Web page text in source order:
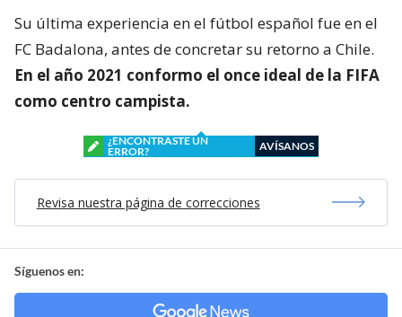
Su última experiencia en el fútbol español fue en el
FC Badalona, antes de concretar su retorno a Chile.
En el año 2021 conformo el once ideal de la FIFA
como centro campista.
¿ENCONTRASTE UN
ERROR?
AVÍSANOS
Revisa nuestra página de correcciones
Síguenos en: